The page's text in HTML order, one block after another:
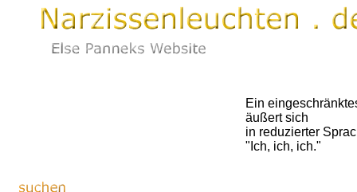
Ein
äußert sich
in reduzierter
"Ich, ich, ich."